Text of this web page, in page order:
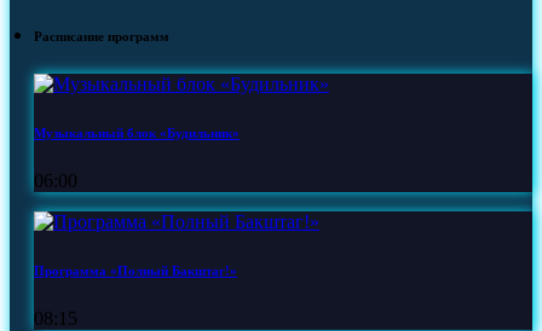
Расписание программ
Музыкальный блок «Будильник»
06:00
Программа «Полный Бакштаг!»
08:15